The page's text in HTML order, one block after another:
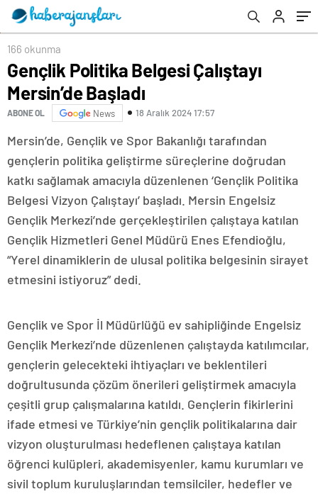
166 okunma
Gençlik Politika Belgesi Çalıştayı
Mersin’de Başladı
ABONE OL News 18 Aralık 2024 17:57
Mersin’de, Gençlik ve Spor Bakanlığı tarafından
gençlerin politika geliştirme süreçlerine doğrudan
katkı sağlamak amacıyla düzenlenen ‘Gençlik Politika
Belgesi Vizyon Çalıştayı’ başladı. Mersin Engelsiz
Gençlik Merkezi’nde gerçekleştirilen çalıştaya katılan
Gençlik Hizmetleri Genel Müdürü Enes Efendioğlu,
“Yerel dinamiklerin de ulusal politika belgesinin sirayet
etmesini istiyoruz” dedi.
Gençlik ve Spor İl Müdürlüğü ev sahipliğinde Engelsiz
Gençlik Merkezi’nde düzenlenen çalıştayda katılımcılar,
gençlerin gelecekteki ihtiyaçları ve beklentileri
doğrultusunda çözüm önerileri geliştirmek amacıyla
çeşitli grup çalışmalarına katıldı. Gençlerin fikirlerini
ifade etmesi ve Türkiye’nin gençlik politikalarına dair
vizyon oluşturulması hedeflenen çalıştaya katılan
öğrenci kulüpleri, akademisyenler, kamu kurumları ve
sivil toplum kuruluşlarından temsilciler, hedefler ve